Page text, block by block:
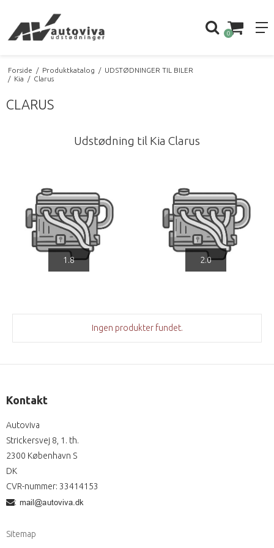
0
Forside / Produktkatalog / UDSTØDNINGER TIL BILER
/ Kia / Clarus
CLARUS
Udstødning til Kia Clarus
1.8 2.0
Ingen produkter fundet.
Kontakt
Autoviva
Strickersvej 8, 1. th.
2300 København S
DK
CVR-nummer: 33414153
:
Sitemap